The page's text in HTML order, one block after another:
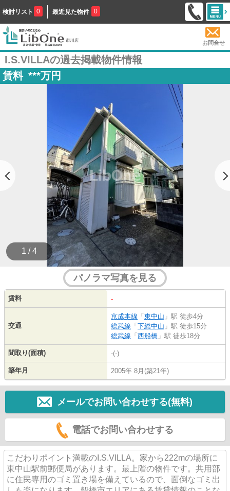
検討リスト 0 最近見た物件 0
お問合せ
I.S.VILLAの過去掲載物件情報
賃料 ***万円
1 / 4
パノラマ写真を見る
賃料 -
交通
京成本線 「 東中山 」駅 徒歩4分
総武線 「 下総中山 」駅 徒歩15分
総武線 「 西船橋 」駅 徒歩18分
間取り(面積) -(-)
築年月 2005年 8月(築21年)
メールでお問い合わせする(無料)
電話でお問い合わせする
こだわりポイント満載のI.S.VILLA。家から222mの場所に
東中山駅前郵便局があります。最上階の物件です。共用部
に住民専用のゴミ置き場を備えているので、面倒なゴミ出